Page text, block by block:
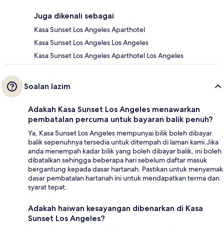
Juga dikenali sebagai
Kasa Sunset Los Angeles Aparthotel
Kasa Sunset Los Angeles Los Angeles
Kasa Sunset Los Angeles Aparthotel Los Angeles
Soalan lazim
Adakah Kasa Sunset Los Angeles menawarkan
pembatalan percuma untuk bayaran balik penuh?
Ya, Kasa Sunset Los Angeles mempunyai bilik boleh dibayar
balik sepenuhnya tersedia untuk ditempah di laman kami.Jika
anda menempah kadar bilik yang boleh dibayar balik, ini boleh
dibatalkan sehingga beberapa hari sebelum daftar masuk
bergantung kepada dasar hartanah. Pastikan untuk menyemak
dasar pembatalan hartanah ini untuk mendapatkan terma dan
syarat tepat.
Adakah haiwan kesayangan dibenarkan di Kasa
Sunset Los Angeles?